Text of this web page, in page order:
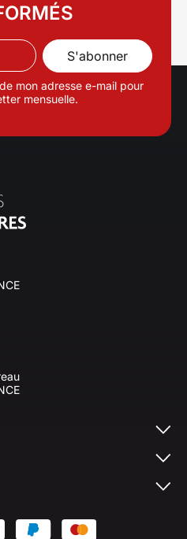
mon adresse e-mail pour
mensuelle.